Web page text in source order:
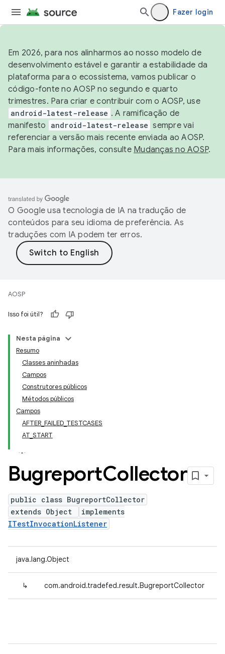
Fazer login
Em 2026, para nos alinharmos ao nosso modelo de
desenvolvimento estável e garantir a estabilidade da
plataforma para o ecossistema, vamos publicar o
código-fonte no AOSP no segundo e quarto
trimestres. Para criar e contribuir com o AOSP, use
android-latest-release . A ramificação de
manifesto
android-latest-release sempre vai
referenciar a versão mais recente enviada ao AOSP.
Para mais informações, consulte Mudanças no AOSP.
O Google usa tecnologia de IA na tradução de
conteúdos para seu idioma de preferência. As
traduções com IA podem ter erros.
AOSP
Isso foi útil?
Nesta página
Resumo
Classes aninhadas
Campos
Construtores públicos
Métodos públicos
Campos
AFTER_FAILED_TESTCASES
AT_START
BugreportCollector
public class BugreportCollector
extends Object
implements
ITestInvocationListener
java.lang.Object
↳ com.android.tradefed.result.BugreportCollector